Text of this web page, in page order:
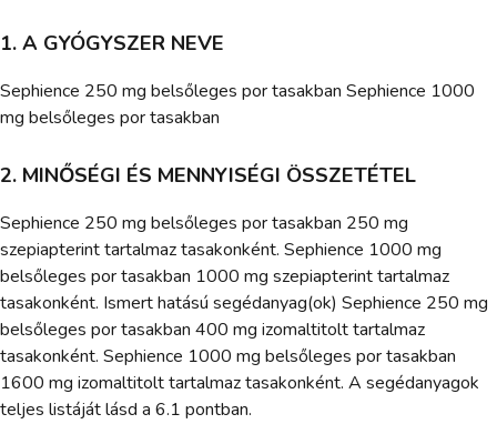
1. A GYÓGYSZER NEVE
Sephience 250 mg belsőleges por tasakban Sephience 1000
mg belsőleges por tasakban
2. MINŐSÉGI ÉS MENNYISÉGI ÖSSZETÉTEL
Sephience 250 mg belsőleges por tasakban 250 mg
szepiapterint tartalmaz tasakonként. Sephience 1000 mg
belsőleges por tasakban 1000 mg szepiapterint tartalmaz
tasakonként. Ismert hatású segédanyag(ok) Sephience 250 mg
belsőleges por tasakban 400 mg izomaltitolt tartalmaz
tasakonként. Sephience 1000 mg belsőleges por tasakban
1600 mg izomaltitolt tartalmaz tasakonként. A segédanyagok
teljes listáját lásd a 6.1 pontban.